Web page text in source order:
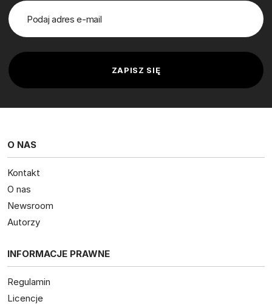
O NAS
Kontakt
O nas
Newsroom
Autorzy
INFORMACJE PRAWNE
Regulamin
Licencje